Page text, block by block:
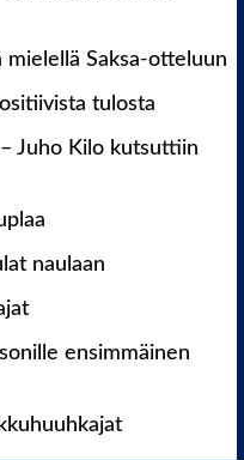
mielellä Saksa-otteluun
tulosta
Juho Kilo kutsuttiin
naulaan
ensimmäinen